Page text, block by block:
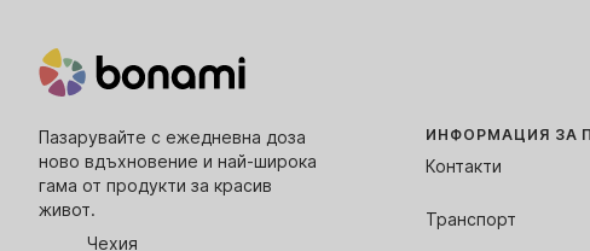
Пазарувайте с ежедневна доза
ново вдъхновение и най-широка
гама от продукти за красив
живот.
Чехия
ИНФОРМАЦИЯ ЗА
Контакти
Транспорт